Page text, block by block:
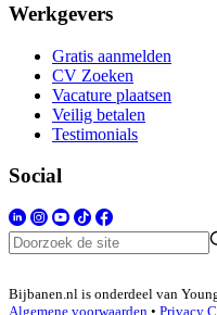
Werkgevers
Gratis aanmelden
CV Zoeken
Vacature plaatsen
Veilig betalen
Testimonials
Social
Bijbanen.nl is onderdeel van
Algemene voorwaarden • Privacy